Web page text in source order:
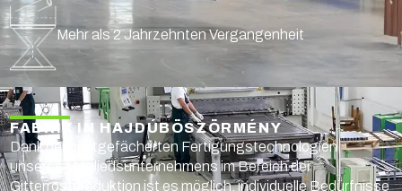
Mehr als 2 Jahrzehnten Vergangenheit
FABRIK IN HAJDÚBÖSZÖRMÉNY
Dank der breitgefächerten Fertigungstechnologien
unseres Mitgliedsunternehmens im Bereich der
Gitterrostproduktion ist es möglich, individuelle Bedürfnisse